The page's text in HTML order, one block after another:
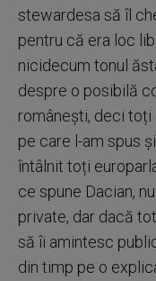
stewardesa să îl
pentru că era loc
nicidecum tonul
despre o posibilă
românești, deci toți
pe care l-am spus
întâlnit toți
ce spune Dacian,
private, dar dacă
să îi amintesc
din timp pe o